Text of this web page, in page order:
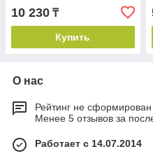
10 230 ₸
Купить
О нас
Рейтинг не сформирован
Менее 5 отзывов за
Работает с 14.07.2014